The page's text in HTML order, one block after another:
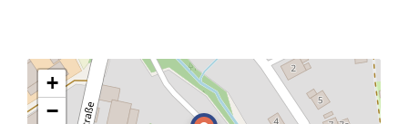
+
−